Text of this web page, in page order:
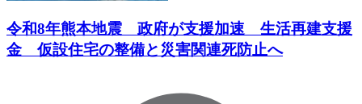
令和8年熊本地震 政府が支援加速 生活再建支援
金 仮設住宅の整備と災害関連死防止へ